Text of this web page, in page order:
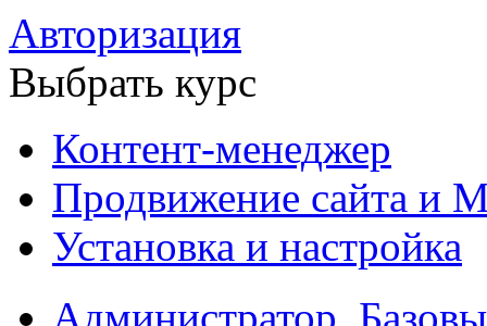
Авторизация
Выбрать курс
Контент-менеджер
Продвижение сайта и
Установка и настройка